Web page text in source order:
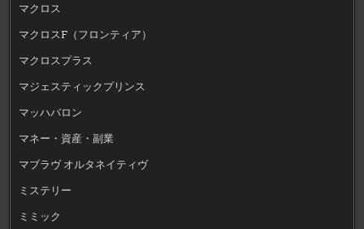
マクロス
マクロスF（フロンティア）
マクロスプラス
マジェスティックプリンス
マッハバロン
マネー・資産・副業
マブラヴ オルタネイティヴ
ミステリー
ミミック